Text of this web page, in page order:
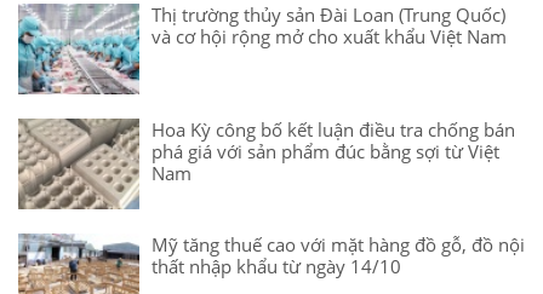
Thị trường thủy sản Đài Loan (Trung Quốc)
và cơ hội rộng mở cho xuất khẩu Việt Nam
Hoa Kỳ công bố kết luận điều tra chống bán
phá giá với sản phẩm đúc bằng sợi từ Việt
Nam
Mỹ tăng thuế cao với mặt hàng đồ gỗ, đồ nội
thất nhập khẩu từ ngày 14/10